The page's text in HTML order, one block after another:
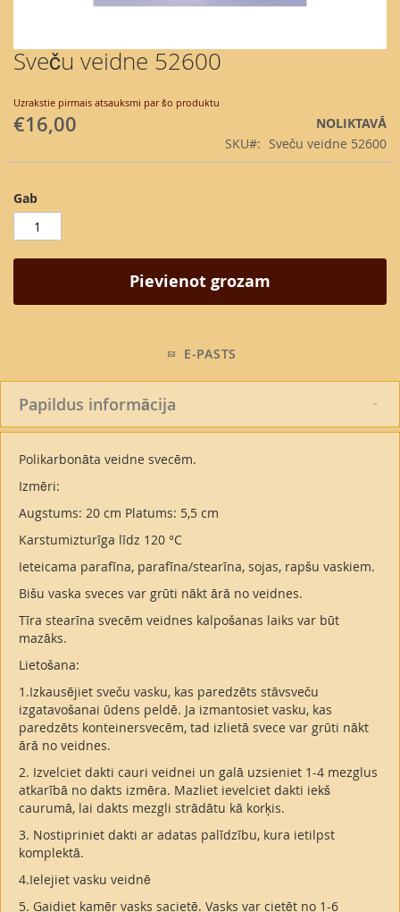
Sveču veidne 52600
Uzrakstie pirmais atsauksmi par šo produktu
€16,00
NOLIKTAVĀ
SKU
Sveču veidne 52600
Gab
Pievienot grozam
E-PASTS
Skip
to
beginning
of
images
Papildus informācija
Polikarbonāta veidne svecēm.
Izmēri:
Augstums: 20 cm Platums: 5,5 cm
Karstumizturīga līdz 120 °C
Ieteicama parafīna, parafīna/stearīna, sojas, rapšu vaskiem.
Bišu vaska sveces var grūti nākt ārā no veidnes.
Tīra stearīna svecēm veidnes kalpošanas laiks var būt
mazāks.
Lietošana:
1.Izkausējiet sveču vasku, kas paredzēts stāvsveču
izgatavošanai ūdens peldē. Ja izmantosiet vasku, kas
paredzēts konteinersvecēm, tad izlietā svece var grūti nākt
ārā no veidnes.
2. Izvelciet dakti cauri veidnei un galā uzsieniet 1-4 mezglus
atkarībā no dakts izmēra. Mazliet ievelciet dakti iekš
caurumā, lai dakts mezgli strādātu kā korķis.
3. Nostipriniet dakti ar adatas palīdzību, kura ietilpst
komplektā.
4.Ielejiet vasku veidnē
5. Gaidiet kamēr vasks sacietē. Vasks var cietēt no 1-6